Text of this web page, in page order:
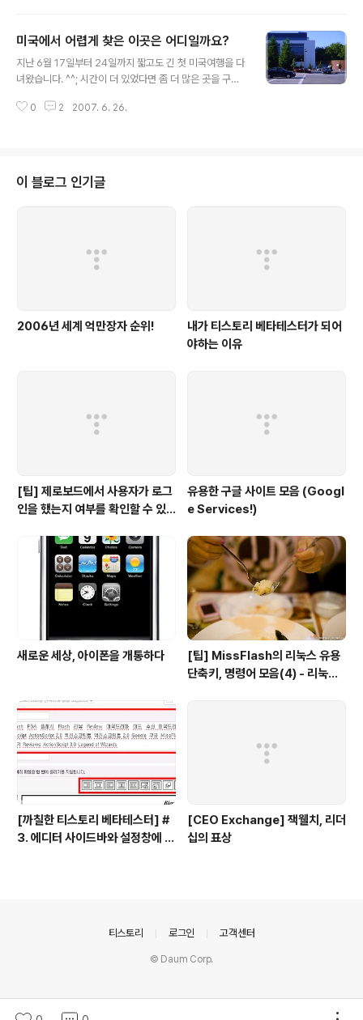
감사하겠습니다. ^_^; * 미국여행 전체를 보실 분은 여기를
클릭하시기 바랍니다. 기회가 된다면 꼭 한번 방문해보기
를 권하고 싶은 나라 미국! 하지만, 그리 만만하게 다녀올
항공권 구입, 게다가 까다로운 출입국 절차까지... 이것저것
미국에서 어렵게 찾은 이곳은 어디일까요?
지난 6월 17일부터 24일까지 짧고도 긴 첫 미국여행을 다
녀왔습니다. ^^; 시간이 더 있었다면 좀 더 많은 곳을 구경
야 겠네요... 지난 일요일 밤 늦게 도착한 후 밀린 업무를 하
보고 이 곳이 어디인지 맞추시면 됩니다. ^_^ 1번째 힌트 -
건물하나 보고 맞출 수 있을까요? 벌써 감 오신 분들도 계
0 2 2007. 6. 26.
이 블로그 인기글
2006년 세계 억만장자 순위!
내가 티스토리 베타테스터가 되어
야하는 이유
[팁] 제로보드에서 사용자가 로그
인을 했는지 여부를 확인할 수 있
유용한 구글 사이트 모음 (Googl
e Services!)
새로운 세상, 아이폰을 개통하다
[팁] MissFlash의 리눅스 유용
단축키, 명령어 모음(4) - 리눅스
[까칠한 티스토리 베타테스터] #
3. 에디터 사이드바와 설정창에 대
[CEO Exchange] 잭웰치, 리더
십의 표상
티스토리 로그인 고객센터
© Daum Corp.